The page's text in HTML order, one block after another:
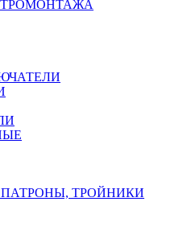
ТРОЙНИКИ